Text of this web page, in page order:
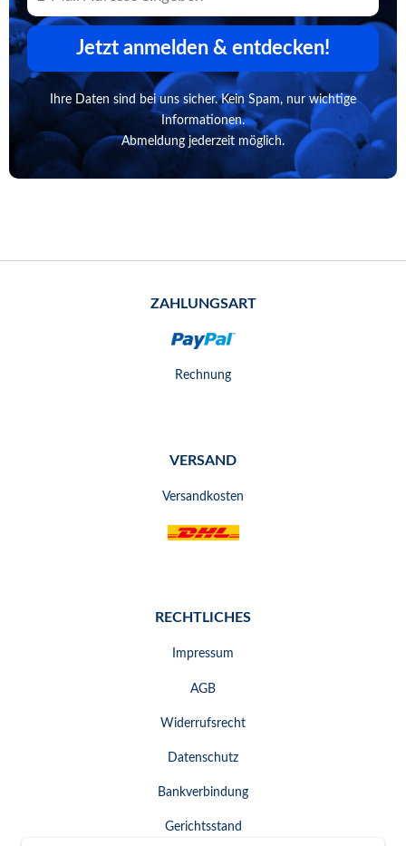
Jetzt anmelden & entdecken!
Ihre Daten sind bei uns sicher. Kein Spam, nur wichtige
Informationen.
Abmeldung jederzeit möglich.
ZAHLUNGSART
Rechnung
VERSAND
Versandkosten
RECHTLICHES
Impressum
AGB
Widerrufsrecht
Datenschutz
Bankverbindung
Gerichtsstand